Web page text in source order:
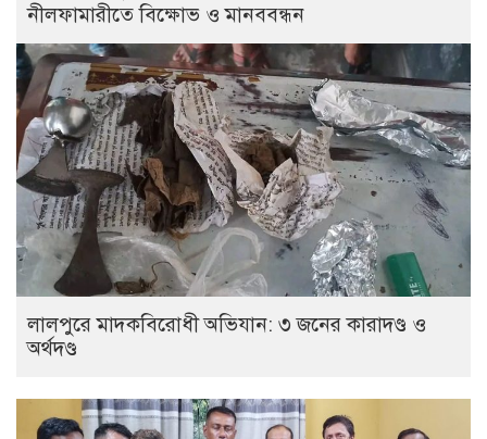
নীলফামারীতে বিক্ষোভ ও মানববন্ধন
লালপুরে মাদকবিরোধী অভিযান: ৩ জনের কারাদণ্ড ও
অর্থদণ্ড